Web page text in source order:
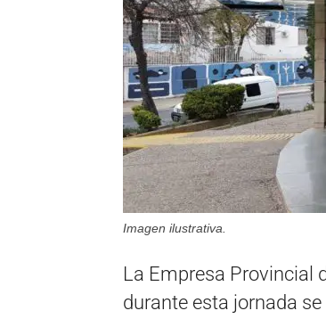
Imagen ilustrativa.
La Empresa Provincial
durante esta jornada